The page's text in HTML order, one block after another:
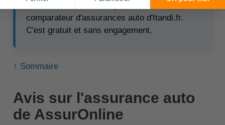
€ d'économie sur votre prime en utilisant le
comparateur d'assurances auto d'Itandi.fr.
C'est gratuit et sans engagement.
↑ Sommaire
Avis sur l'assurance auto
de AssurOnline